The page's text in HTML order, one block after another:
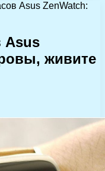
Asus ZenWatch:
Asus
живите